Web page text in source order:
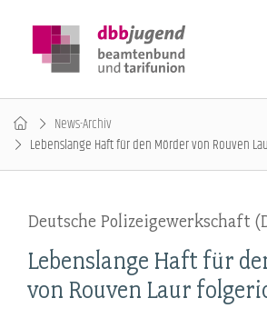
News-Archiv
Lebenslange Haft für den Mörder von Rouven
Deutsche Polizeigewerkschaft
Lebenslange Haft für
von Rouven Laur